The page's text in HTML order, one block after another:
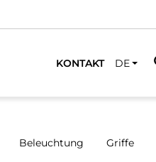
KONTAKT DE
Beleuchtung Griffe